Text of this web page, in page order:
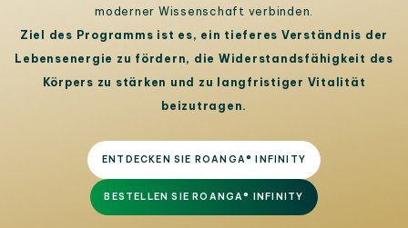
moderner Wissenschaft verbinden.
Ziel des Programms ist es, ein tieferes Verständnis der
Lebensenergie zu fördern, die Widerstandsfähigkeit des
Körpers zu stärken und zu langfristiger Vitalität
beizutragen.
ENTDECKEN SIE ROANGA® INFINITY
BESTELLEN SIE ROANGA® INFINITY